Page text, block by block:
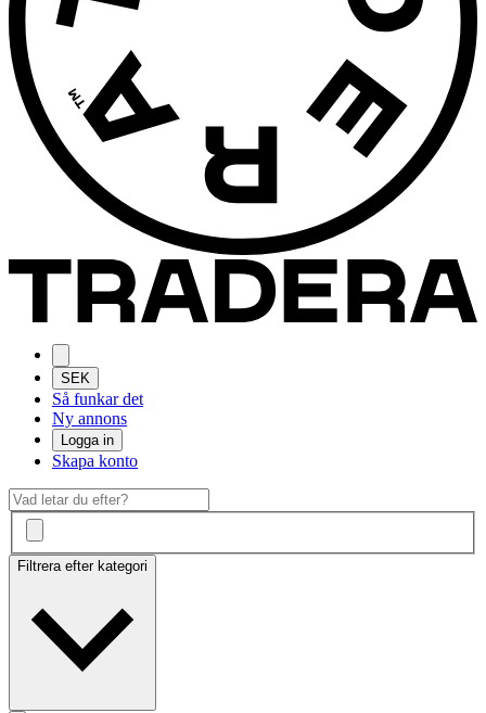
SEK
Så funkar det
Ny annons
Logga in
Skapa konto
Filtrera efter kategori